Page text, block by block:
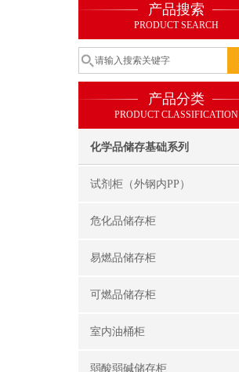
产品搜索
PRODUCT SEARCH
产品分类
PRODUCT CLASSIFICATION
化学品储存基础系列
试剂柜（外钢内PP）
危化品储存柜
易燃品储存柜
可燃品储存柜
室内油桶柜
弱酸弱碱储存柜